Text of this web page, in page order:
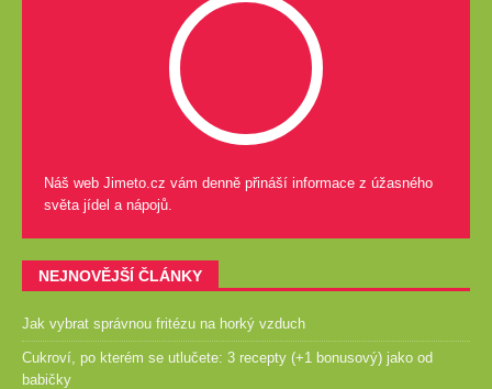
Náš web Jimeto.cz vám denně přináší informace z úžasného
světa jídel a nápojů.
NEJNOVĚJŠÍ ČLÁNKY
Jak vybrat správnou fritézu na horký vzduch
Cukroví, po kterém se utlučete: 3 recepty (+1 bonusový) jako od
babičky